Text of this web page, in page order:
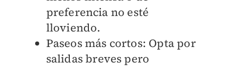
preferencia no esté
lloviendo.
Paseos más cortos: Opta por
salidas breves pero